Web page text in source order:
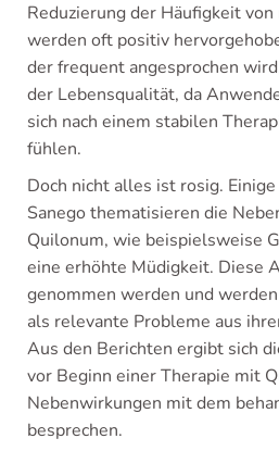
Reduzierung der Häufigkeit von
werden oft positiv
der frequent angesprochen
der Lebensqualität, da
sich nach einem stabilen
fühlen.
Doch nicht alles ist rosig.
Sanego thematisieren die
Quilonum, wie beispielsweise
eine erhöhte Müdigkeit. Diese
genommen werden und
als relevante Probleme aus
Aus den Berichten ergibt sich
vor Beginn einer Therapie mit
Nebenwirkungen mit dem
besprechen.